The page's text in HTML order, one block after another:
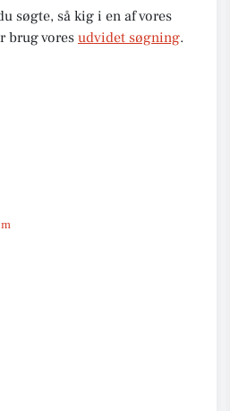
søgte, så kig i en af vores
brug vores udvidet søgning.